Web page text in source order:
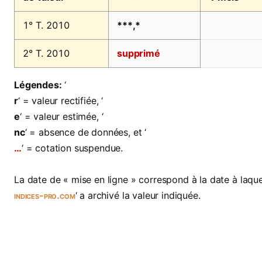
1° T. 2010 ***,*
2° T. 2010 supprimé
Légendes: ‘
r‘ = valeur rectifiée, ‘
e‘ = valeur estimée, ‘
nc‘ = absence de données, et ‘
…‘ = cotation suspendue.
La date de « mise en ligne » correspond à la date à
indices-pro.com‘ a archivé la valeur indiquée.